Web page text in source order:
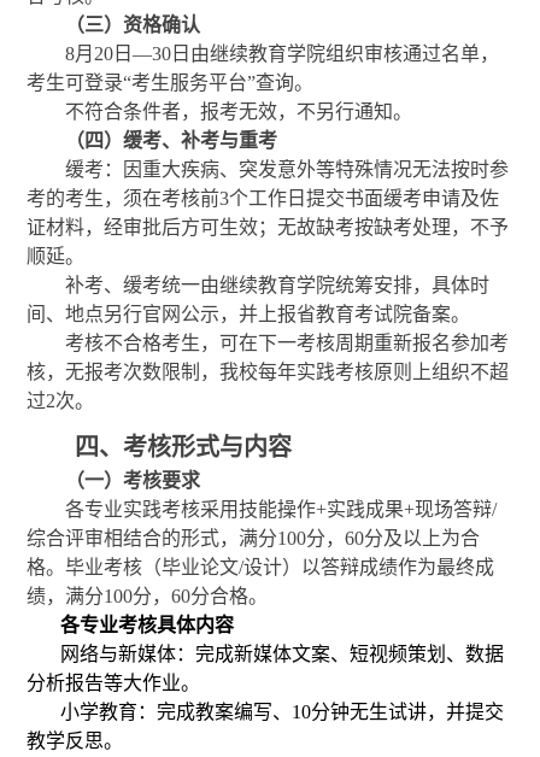
（三）资格确认
8月 20 日—30 日由继续教育学院组织审核通过名单，
考生可登录“考生服务平台”查询。
不符合条件者，报考无效，不另行通知。
（四）缓考、补考与重考
缓考：因重大疾病、突发意外等特殊情况无法按时参
考的考生，须在考核前3个工作日提交书面缓考申请及佐
证材料，经审批后方可生效；无故缺考按缺考处理，不予
顺延。
补考、缓考统一由继续教育学院统筹安排，具体时
间、地点另行官网公示，并上报省教育考试院备案。
考核不合格考生，可在下一考核周期重新报名参加考
核，无报考次数限制，我校每年实践考核原则上组织不超
过2次。
四、考核形式与内容
（一）考核要求
各专业实践考核采用技能操作+实践成果+现场答辩/
综合评审相结合的形式，满分100分，60分及以上为合
格。毕业考核（毕业论文/设计）以答辩成绩作为最终成
绩，满分100分，60分合格。
各专业考核具体内容
网络与新媒体：完成新媒体文案、短视频策划、数据
分析报告等大作业。
小学教育：完成教案编写、 10分钟无生试讲，并提交
教学反思。